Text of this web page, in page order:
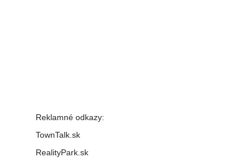
Reklamné odkazy:
TownTalk.sk
RealityPark.sk